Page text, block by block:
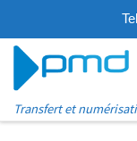
Transfert et